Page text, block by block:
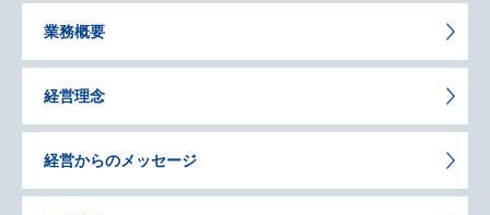
業務概要
経営理念
経営からのメッセージ